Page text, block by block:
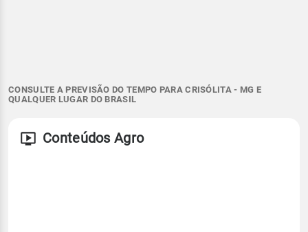
CONSULTE A PREVISÃO DO TEMPO PARA CRISÓLITA - MG E
QUALQUER LUGAR DO BRASIL
Conteúdos Agro